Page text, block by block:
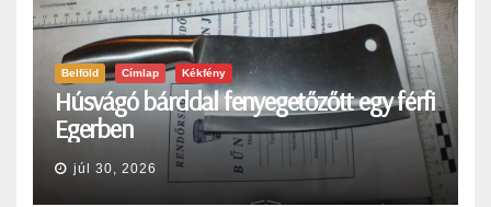
Belföld Címlap Kékfény
Húsvágó bárddal fenyegetőzőtt egy férfi
Egerben
júl 30, 2026